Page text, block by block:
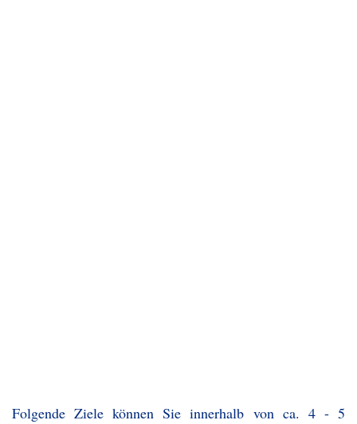
Folgende Ziele können Sie innerhalb von ca. 4 - 5